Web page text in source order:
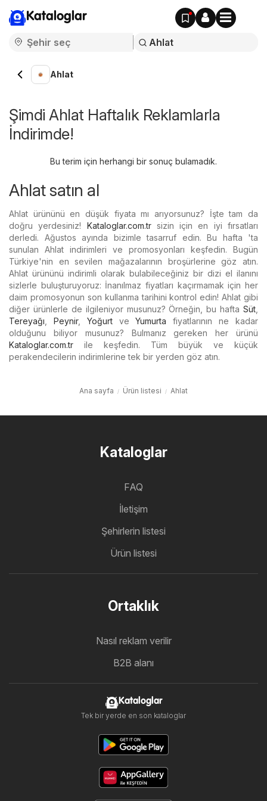
Kataloglar
Ahlat
Şimdi Ahlat Haftalık Reklamlarla
İndirimde!
Bu terim için herhangi bir sonuç bulamadık.
Ahlat satın al
Ahlat ürününü en düşük fiyata mı arıyorsunuz? İşte tam da
doğru yerdesiniz! Kataloglar.com.trsizin için en iyi fırsatları
derledi. Ağustos ayında bizimle tasarruf edin. Bu hafta 'ta
sunulan Ahlat indirimleri ve promosyonları keşfedin. Bugün
Türkiye'nin en sevilen mağazalarının broşürlerine göz atın.
Ahlat ürününü indirimli olarak bulabileceğiniz bir dizi el ilanını
sizlerle buluşturuyoruz: İnanılmaz fiyatları kaçırmamak için her
daim promosyonun son kullanma tarihini kontrol edin! Ahlat gibi
diğer ürünlerle de ilgileniyor musunuz? Örneğin, bu hafta Süt
Tereyağı
Peynir, YoğurtveYumurta fiyatlarının ne kadar
olduğunu biliyor musunuz? Bulmanız gereken her ürünü
Kataloglar.com.tr ile keşfedin. Tüm büyük ve küçük
perakendecilerin indirimlerine tek bir yerden göz atın.
Ana sayfa Ürün listesi Ahlat
Kataloglar
FAQ
İletişim
Şehirlerin listesi
Ürün listesi
Ortaklık
Nasıl reklam verilir
B2B alanı
Kataloglar
Tek bir yerde en son kataloglar